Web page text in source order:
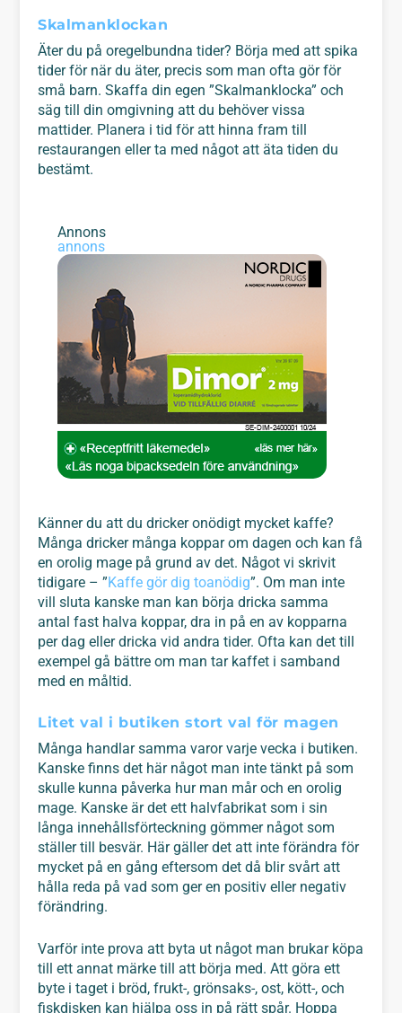
Skalmanklockan
Äter du på oregelbundna tider? Börja med att spika
tider för när du äter, precis som man ofta gör för
små barn. Skaffa din egen ”Skalmanklocka” och
säg till din omgivning att du behöver vissa
mattider. Planera i tid för att hinna fram till
restaurangen eller ta med något att äta tiden du
bestämt.
Annons
annons
Känner du att du dricker onödigt mycket kaffe?
Många dricker många koppar om dagen och kan få
en orolig mage på grund av det. Något vi skrivit
tidigare – ”Kaffe gör dig toanödig”. Om man inte
vill sluta kanske man kan börja dricka samma
antal fast halva koppar, dra in på en av kopparna
per dag eller dricka vid andra tider. Ofta kan det till
exempel gå bättre om man tar kaffet i samband
med en måltid.
Litet val i butiken stort val för magen
Många handlar samma varor varje vecka i butiken.
Kanske finns det här något man inte tänkt på som
skulle kunna påverka hur man mår och en orolig
mage. Kanske är det ett halvfabrikat som i sin
långa innehållsförteckning gömmer något som
ställer till besvär. Här gäller det att inte förändra för
mycket på en gång eftersom det då blir svårt att
hålla reda på vad som ger en positiv eller negativ
förändring.
Varför inte prova att byta ut något man brukar köpa
till ett annat märke till att börja med. Att göra ett
byte i taget i bröd, frukt-, grönsaks-, ost, kött-, och
fiskdisken kan hjälpa oss in på rätt spår. Hoppa